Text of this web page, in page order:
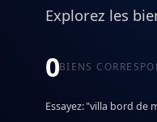
Explorez les
0BIENS
Essayez: "villa bord de